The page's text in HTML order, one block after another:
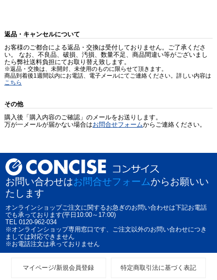
返品・キャンセルについて
お客様のご都合による返品・交換は受付しておりません。ご了承くださ
い。 なお、不良品、破損、汚損、数量不足、商品間違い等がございまし
たら弊社送料負担にてお取り替え致します。
※返品・交換は、未開封、未使用のものに限らせて頂きます。
商品到着後1週間以内にお電話、電子メールにてご連絡ください。詳しい内容は
こちら
その他
購入後「購入内容のご確認」のメールをお送りします。
万が一メールが届かない場合はお問合せフォームからご連絡ください。
お問い合わせはお問合せフォームからお願いい
たします
オンラインショップご注文に関するお急ぎのお問い合わせは下記お電話
でも承っております(平日10:00～17:00)
TEL 0120-962-034
※オンラインショップ専用窓口です、ご注文以外のお問い合わせにつき
ましては対応できません
※お電話注文は承っておりません
マイページ/新規会員登録 特定商取引法に基づく表記